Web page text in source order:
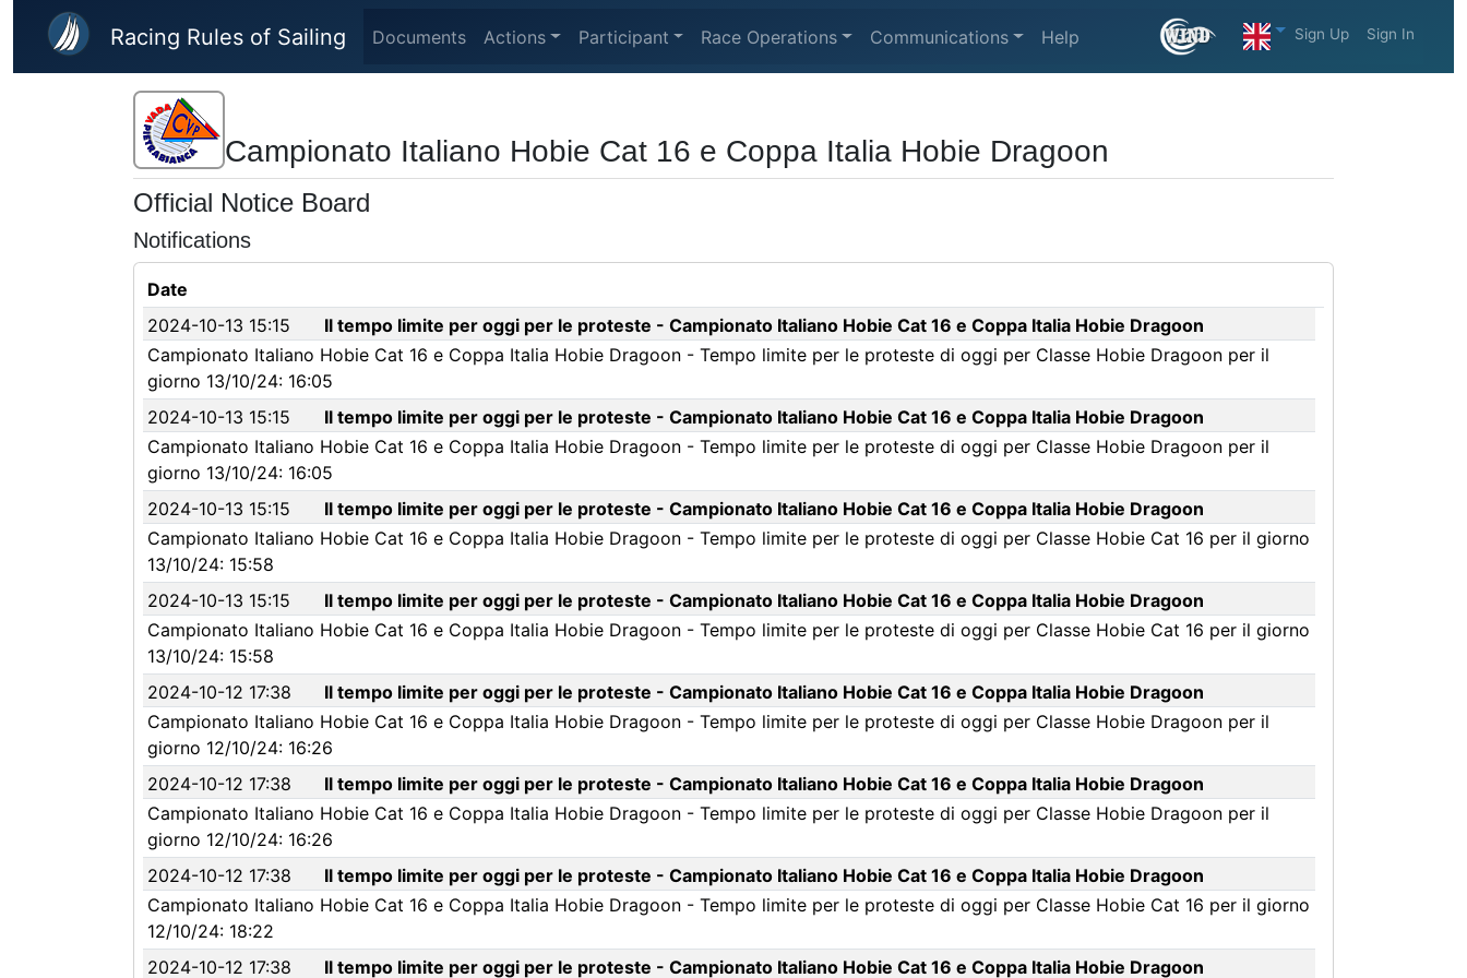
Skip to main content
Racing Rules of Sailing Documents Actions Participant Race Operations Communications Help Sign Up Sign In
Campionato Italiano Hobie Cat 16 e Coppa Italia Hobie Dragoon
Official Notice Board
Notifications
Date
2024-10-13 15:15
Il tempo limite per oggi per le proteste - Campionato Italiano Hobie Cat 16 e Coppa Italia Hobie Dragoon
Campionato Italiano Hobie Cat 16 e Coppa Italia Hobie Dragoon - Tempo limite per le proteste di oggi per Classe Hobie Dragoon per il
giorno 13/10/24: 16:05
2024-10-13 15:15
Il tempo limite per oggi per le proteste - Campionato Italiano Hobie Cat 16 e Coppa Italia Hobie Dragoon
Campionato Italiano Hobie Cat 16 e Coppa Italia Hobie Dragoon - Tempo limite per le proteste di oggi per Classe Hobie Dragoon per il
giorno 13/10/24: 16:05
2024-10-13 15:15
Il tempo limite per oggi per le proteste - Campionato Italiano Hobie Cat 16 e Coppa Italia Hobie Dragoon
Campionato Italiano Hobie Cat 16 e Coppa Italia Hobie Dragoon - Tempo limite per le proteste di oggi per Classe Hobie Cat 16 per il giorno
13/10/24: 15:58
2024-10-13 15:15
Il tempo limite per oggi per le proteste - Campionato Italiano Hobie Cat 16 e Coppa Italia Hobie Dragoon
Campionato Italiano Hobie Cat 16 e Coppa Italia Hobie Dragoon - Tempo limite per le proteste di oggi per Classe Hobie Cat 16 per il giorno
13/10/24: 15:58
2024-10-12 17:38
Il tempo limite per oggi per le proteste - Campionato Italiano Hobie Cat 16 e Coppa Italia Hobie Dragoon
Campionato Italiano Hobie Cat 16 e Coppa Italia Hobie Dragoon - Tempo limite per le proteste di oggi per Classe Hobie Dragoon per il
giorno 12/10/24: 16:26
2024-10-12 17:38
Il tempo limite per oggi per le proteste - Campionato Italiano Hobie Cat 16 e Coppa Italia Hobie Dragoon
Campionato Italiano Hobie Cat 16 e Coppa Italia Hobie Dragoon - Tempo limite per le proteste di oggi per Classe Hobie Dragoon per il
giorno 12/10/24: 16:26
2024-10-12 17:38
Il tempo limite per oggi per le proteste - Campionato Italiano Hobie Cat 16 e Coppa Italia Hobie Dragoon
Campionato Italiano Hobie Cat 16 e Coppa Italia Hobie Dragoon - Tempo limite per le proteste di oggi per Classe Hobie Cat 16 per il giorno
12/10/24: 18:22
2024-10-12 17:38
Il tempo limite per oggi per le proteste - Campionato Italiano Hobie Cat 16 e Coppa Italia Hobie Dragoon